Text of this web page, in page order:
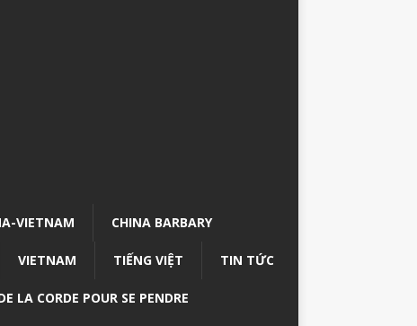
VIETNAM CHINA BARBARY
VIETNAM TIẾNG VIỆT TIN TỨC
LA CORDE POUR SE PENDRE